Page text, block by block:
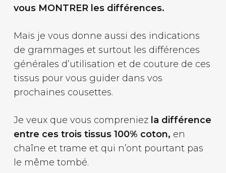
vous MONTRER les différences.
Mais je vous donne aussi des indications
de grammages et surtout les différences
générales d’utilisation et de couture de ces
tissus pour vous guider dans vos
prochaines cousettes.
Je veux que vous compreniez la différence
entre ces trois tissus 100% coton, en
chaîne et trame et qui n’ont pourtant pas
le même tombé.